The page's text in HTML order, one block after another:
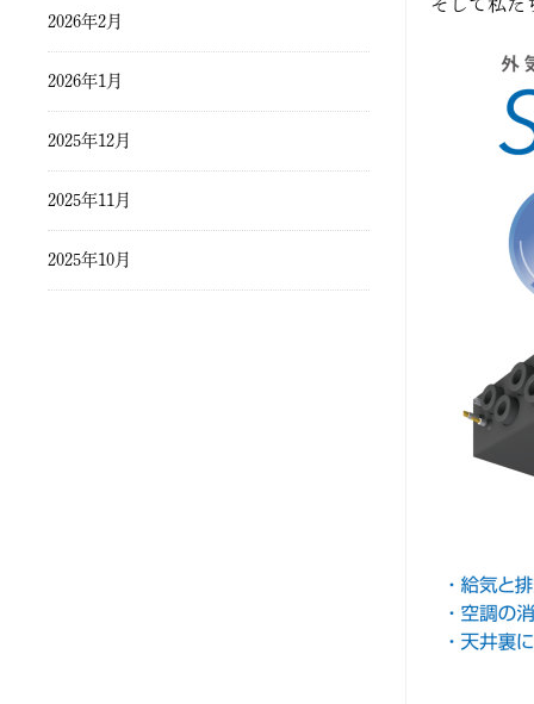
そして私た
2026年2月
2026年1月
2025年12月
2025年11月
2025年10月